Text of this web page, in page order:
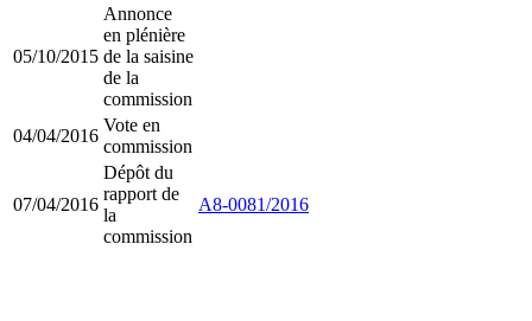
05/10/2015
Annonce
en plénière
de la saisine
de la
commission
04/04/2016
Vote en
commission
07/04/2016
Dépôt du
rapport de
la
commission
A8-0081/2016